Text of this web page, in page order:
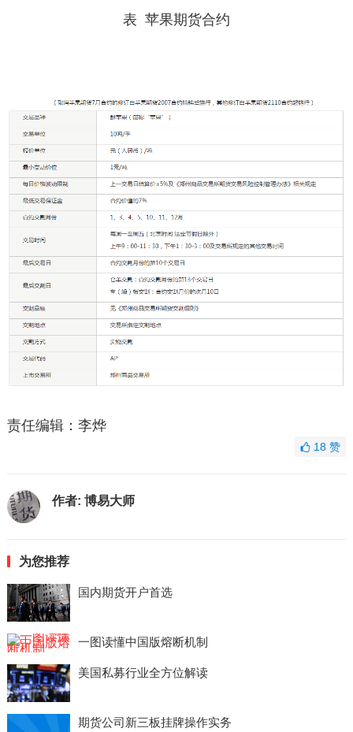
表 苹果期货合约
责任编辑：李烨
18赞
作者: 博易大师
为您推荐
国内期货开户首选
一图读懂中国版熔断机制
美国私募行业全方位解读
期货公司新三板挂牌操作实务